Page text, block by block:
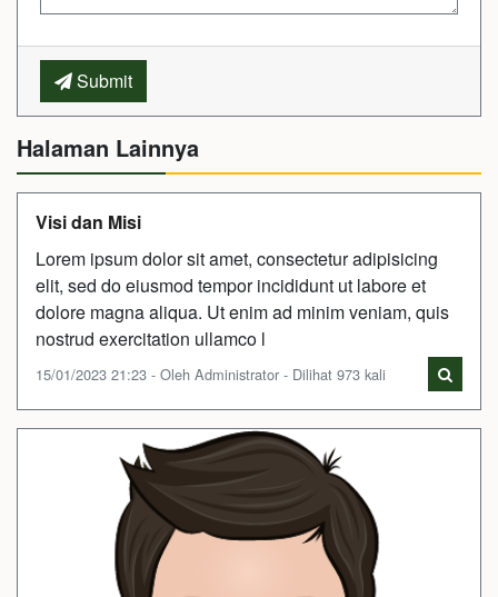
Submit
Halaman Lainnya
Visi dan Misi
Lorem ipsum dolor sit amet, consectetur adipisicing
elit, sed do eiusmod tempor incididunt ut labore et
dolore magna aliqua. Ut enim ad minim veniam, quis
nostrud exercitation ullamco l
15/01/2023 21:23 - Oleh Administrator - Dilihat 973 kali